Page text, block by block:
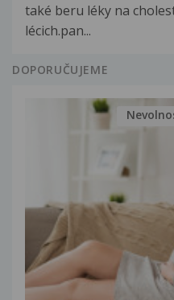
také beru léky na
lécich.pan...
DOPORUČUJEME